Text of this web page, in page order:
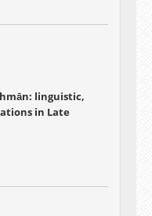
linguistic,
in Late